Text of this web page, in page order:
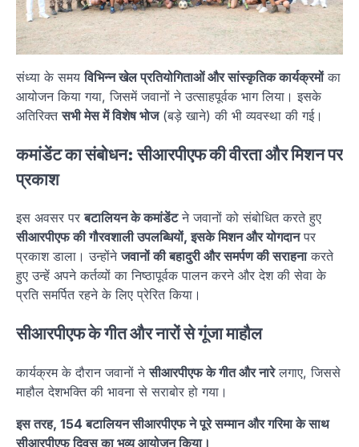
संध्या के समयविभिन्न खेल प्रतियोगिताओं और सांस्कृतिक कार्यक्रमोंका
आयोजन किया गया, जिसमें जवानों ने उत्साहपूर्वक भाग लिया। इसके
अतिरिक्तसभी मेस में विशेष भोज(बड़े खाने) की भी व्यवस्था की गई।
कमांडेंट का संबोधन: सीआरपीएफ की वीरता और मिशन पर
प्रकाश
इस अवसर परबटालियन के कमांडेंटने जवानों को संबोधित करते हुए
सीआरपीएफ की गौरवशाली उपलब्धियों, इसके मिशन और योगदानपर
प्रकाश डाला। उन्होंनेजवानों की बहादुरी और समर्पण की सराहनाकरते
हुए उन्हें अपने कर्तव्यों का निष्ठापूर्वक पालन करने और देश की सेवा के
प्रति समर्पित रहने के लिए प्रेरित किया।
सीआरपीएफ के गीत और नारों से गूंजा माहौल
कार्यक्रम के दौरान जवानों नेसीआरपीएफ के गीत और नारेलगाए, जिससे
माहौल देशभक्ति की भावना से सराबोर हो गया।
इस तरह, 154 बटालियन सीआरपीएफ ने पूरे सम्मान और गरिमा के साथ
सीआरपीएफ दिवस का भव्य आयोजन किया।